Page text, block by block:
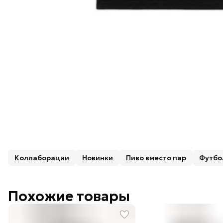
Коллаборации Новинки Пиво вместо пар
Похожие товары